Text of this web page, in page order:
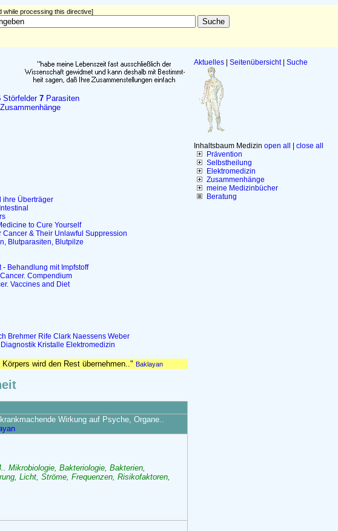
while processing this directive]
Aktuelles Seitenübersicht| Suche
Inhaltsbaum Medizin open all
close all
Prävention
Selbstheilung
Elektromedizin
Zusammenhänge
meine Medizinbücher
Beratung
Störfelder 7 Parasiten
Zusammenhänge
ihre Überträger
to Cure Yourself
& Their Unlawful Suppression
Blutparasiten, Blutpilze
Behandlung mit Impfstoff
Compendium
Vaccines and Diet
Brehmer Rife Clark Naessens Weber
Diagnostik Kristalle Elektromedizin
Körpers wird den Rest übernehmen.." Baklayan
Wirkung auf Psyche, Organe..
Mikrobiologie, Bakteriologie, Bakterien,
Licht, Ströme, Frequenzen, Risikofaktoren,